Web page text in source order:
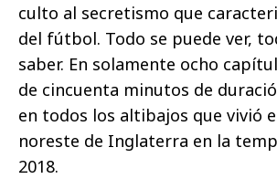
culto al secretismo que
del fútbol. Todo se puede ver,
saber. En solamente ocho
de cincuenta minutos de
en todos los altibajos que vivió
noreste de Inglaterra en la
2018.